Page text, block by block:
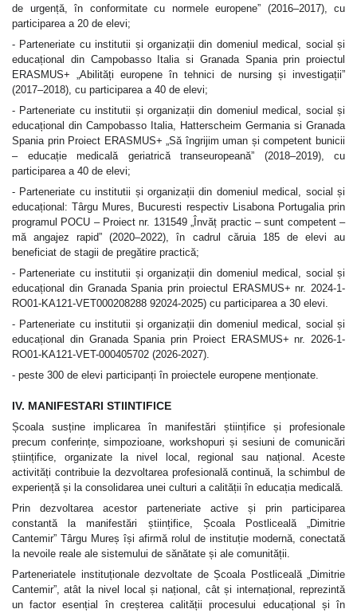
de urgență, în conformitate cu normele europene” (2016–2017), cu
participarea a 20 de elevi;
- Parteneriate cu institutii și organizații din domeniul medical, social și
educațional din Campobasso Italia si Granada Spania prin proiectul
ERASMUS+ „Abilități europene în tehnici de nursing și investigații”
(2017–2018), cu participarea a 40 de elevi;
- Parteneriate cu institutii și organizații din domeniul medical, social și
educațional din Campobasso Italia, Hatterscheim Germania si Granada
Spania prin Proiect ERASMUS+ „Să îngrijim uman și competent bunicii
– educație medicală geriatrică transeuropeană” (2018–2019), cu
participarea a 40 de elevi;
- Parteneriate cu institutii și organizații din domeniul medical, social și
educațional: Târgu Mures, Bucuresti respectiv Lisabona Portugalia prin
programul POCU – Proiect nr. 131549 „Învăț practic – sunt competent –
mă angajez rapid” (2020–2022), în cadrul căruia 185 de elevi au
beneficiat de stagii de pregătire practică;
- Parteneriate cu institutii și organizații din domeniul medical, social și
educațional din Granada Spania prin proiectul ERASMUS+ nr. 2024-1-
RO01-KA121-VET000208288 92024-2025) cu participarea a 30 elevi.
- Parteneriate cu institutii și organizații din domeniul medical, social și
educațional din Granada Spania prin Proiect ERASMUS+ nr. 2026-1-
RO01-KA121-VET-000405702 (2026-2027).
- peste 300 de elevi participanți în proiectele europene menționate.
IV. MANIFESTARI STIINTIFICE
Școala susține implicarea în manifestări științifice și profesionale
precum conferințe, simpozioane, workshopuri și sesiuni de comunicări
științifice, organizate la nivel local, regional sau național. Aceste
activități contribuie la dezvoltarea profesională continuă, la schimbul de
experiență și la consolidarea unei culturi a calității în educația medicală.
Prin dezvoltarea acestor parteneriate active și prin participarea
constantă la manifestări științifice, Școala Postliceală „Dimitrie
Cantemir” Târgu Mureș își afirmă rolul de instituție modernă, conectată
la nevoile reale ale sistemului de sănătate și ale comunității.
Parteneriatele instituționale dezvoltate de Școala Postliceală „Dimitrie
Cantemir”, atât la nivel local și național, cât și internațional, reprezintă
un factor esențial în creșterea calității procesului educațional și în